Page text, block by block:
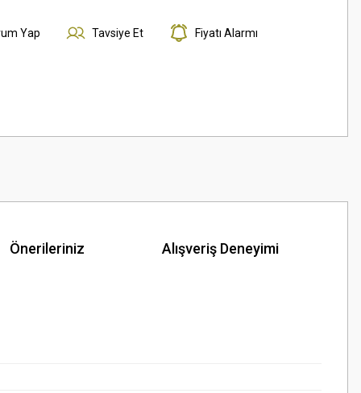
Yap Tavsiye Et Fiyatı Alarmı
Önerileriniz Alışveriş Deneyimi